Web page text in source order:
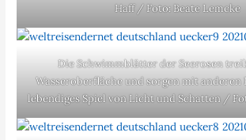
Haff / Foto: Beate Lemcke
Die Schwimmblätter der Seerosen
Wasseroberfläche und sorgen mit anderen
lebendiges Spiel von Licht und Schatten /